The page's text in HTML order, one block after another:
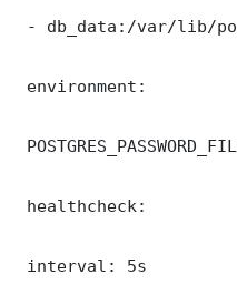
- db_data:/var/lib/
environment:
healthcheck:
interval: 5s